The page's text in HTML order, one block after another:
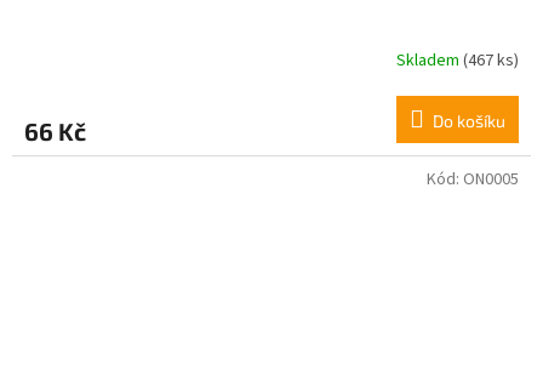
Skladem (467 ks)
66 Kč Do košíku
Kód: ON0005